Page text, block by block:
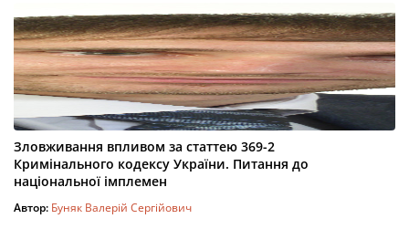
Зловживання впливом за статтею 369-2
Кримінального кодексу України. Питання до
національної імплемен
Автор: Буняк Валерій Сергійович